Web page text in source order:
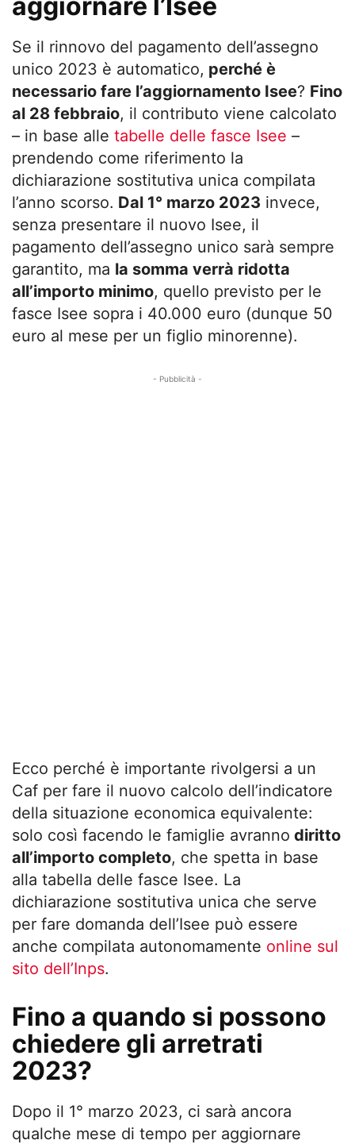
Se il rinnovo del pagamento dell’assegno
unico 2023 è automatico, perché è
necessario fare l’aggiornamento Isee? Fino
al 28 febbraio, il contributo viene calcolato
– in base alle tabelle delle fasce Isee –
prendendo come riferimento la
dichiarazione sostitutiva unica compilata
l’anno scorso. Dal 1° marzo 2023 invece,
senza presentare il nuovo Isee, il
pagamento dell’assegno unico sarà sempre
garantito, ma la somma verrà ridotta
all’importo minimo, quello previsto per le
fasce Isee sopra i 40.000 euro (dunque 50
euro al mese per un figlio minorenne).
- Pubblicità -
Ecco perché è importante rivolgersi a un
Caf per fare il nuovo calcolo dell’indicatore
della situazione economica equivalente:
solo così facendo le famiglie avranno diritto
all’importo completo, che spetta in base
alla tabella delle fasce Isee. La
dichiarazione sostitutiva unica che serve
per fare domanda dell’Isee può essere
anche compilata autonomamente online sul
sito dell’Inps.
Fino a quando si possono
chiedere gli arretrati
2023?
Dopo il 1° marzo 2023, ci sarà ancora
qualche mese di tempo per aggiornare